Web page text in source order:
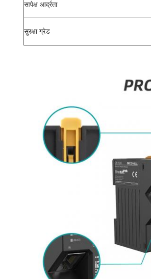
सापेक्ष आर्द्रता
सुरक्षा ग्रेड